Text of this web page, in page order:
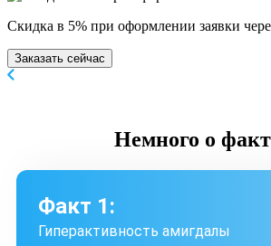
Скидка в 5% при оформлении заявки
Заказать сейчас
Немного о
Факт 1:
Гиперактивность амигдалы